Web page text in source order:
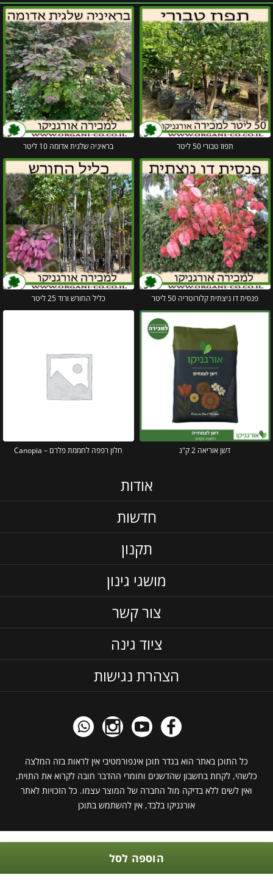
הוספה לסל
תפוז טבורי 50 ליטר בראיניה שלגית אדומה 10 ליטר
פנסית דו ניצתית קלורוטריה 50 ליטר כליל החורש ורוד 25 ליטר
דשן אוריאה 2 ק"ג חלון רפפה לחממת פלרם – Canopia
אודות
חדשות
תקנון
מושגי גינון
צור קשר
ציוד גינה
הצהרת נגישות
כל התוכן באתר הוא בגדר תוכן אינפורמטיבי אין לראות בזה המלצה
כלשהי, לקחת בחשבון שהדשנים וחומרי ההדבר חובה לקרוא את התוית,
ואין לשים ללא בדיקה מול החברה של המוצר עצמו. כל הזכויות לאתר
אורגניקו בלבד, אין להשתמש בתוכן